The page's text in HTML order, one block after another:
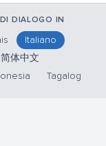
DIALOGO IN
Italiano
简体中文
Tagalog